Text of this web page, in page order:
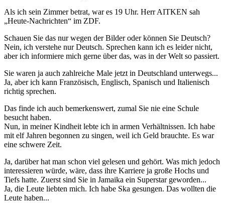
Als ich sein Zimmer betrat, war es 19 Uhr. Herr AITKEN sah
„Heute-Nachrichten“ im ZDF.
Schauen Sie das nur wegen der Bilder oder können Sie Deutsch?
Nein, ich verstehe nur Deutsch. Sprechen kann ich es leider nicht,
aber ich informiere mich gerne über das, was in der Welt so passiert.
Sie waren ja auch zahlreiche Male jetzt in Deutschland unterwegs...
Ja, aber ich kann Französisch, Englisch, Spanisch und Italienisch
richtig sprechen.
Das finde ich auch bemerkenswert, zumal Sie nie eine Schule
besucht haben.
Nun, in meiner Kindheit lebte ich in armen Verhältnissen. Ich habe
mit elf Jahren begonnen zu singen, weil ich Geld brauchte. Es war
eine schwere Zeit.
Ja, darüber hat man schon viel gelesen und gehört. Was mich jedoch
interessieren würde, wäre, dass ihre Karriere ja große Hochs und
Tiefs hatte. Zuerst sind Sie in Jamaika ein Superstar geworden...
Ja, die Leute liebten mich. Ich habe Ska gesungen. Das wollten die
Leute haben...